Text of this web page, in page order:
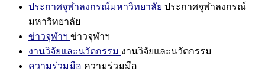
ประกาศจุฬาลงกรณ์มหาวิทยาลัย ประกาศจุฬาลงกรณ์
มหาวิทยาลัย
ข่าวจุฬาฯ ข่าวจุฬาฯ
งานวิจัยและนวัตกรรม งานวิจัยและนวัตกรรม
ความร่วมมือ ความร่วมมือ